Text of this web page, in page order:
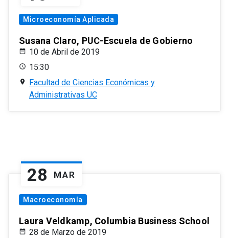
Microeconomía Aplicada
Susana Claro, PUC-Escuela de Gobierno
10 de Abril de 2019
15:30
Facultad de Ciencias Económicas y
Administrativas UC
28 MAR
Macroeconomía
Laura Veldkamp, Columbia Business School
28 de Marzo de 2019